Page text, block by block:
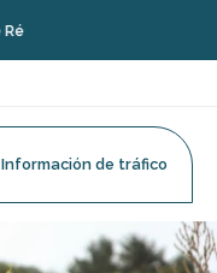
Información de tráfico